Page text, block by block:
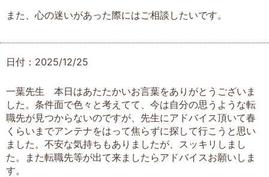
また、心の迷いがあった際にはご相談したいです。
日付：2025/12/25
一葉先生 本日はあたたかいお言葉をありがとうございま
した。条件面で色々と考えてて、今は自分の思うような転
職先が見つからないのですが、先生にアドバイス頂いて春
くらいまでアンテナをはって焦らずに探して行こうと思い
ました。不安な気持ちもありましたが、スッキリしまし
た。また転職先等が出て来ましたらアドバイスお願いしま
す。